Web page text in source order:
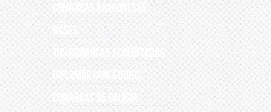
COMARCAS ARAGONESAS
Bases
Tus comarcas acreditadas
DIPLOMAS CONCEDIDOS
COMARCAS DE GALICIA